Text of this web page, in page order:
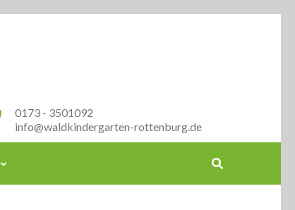
0173 - 3501092
info@waldkindergarten-rottenburg.de